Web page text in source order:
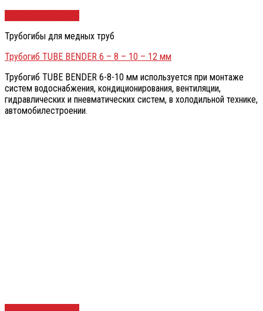
Трубогибы для медных труб
Трубогиб TUBE BENDER 6 – 8 – 10 – 12 мм
Трубогиб TUBE BENDER 6-8-10 мм используется при монтаже
систем водоснабжения, кондиционирования, вентиляции,
гидравлических и пневматических систем, в холодильной технике,
автомобилестроении.